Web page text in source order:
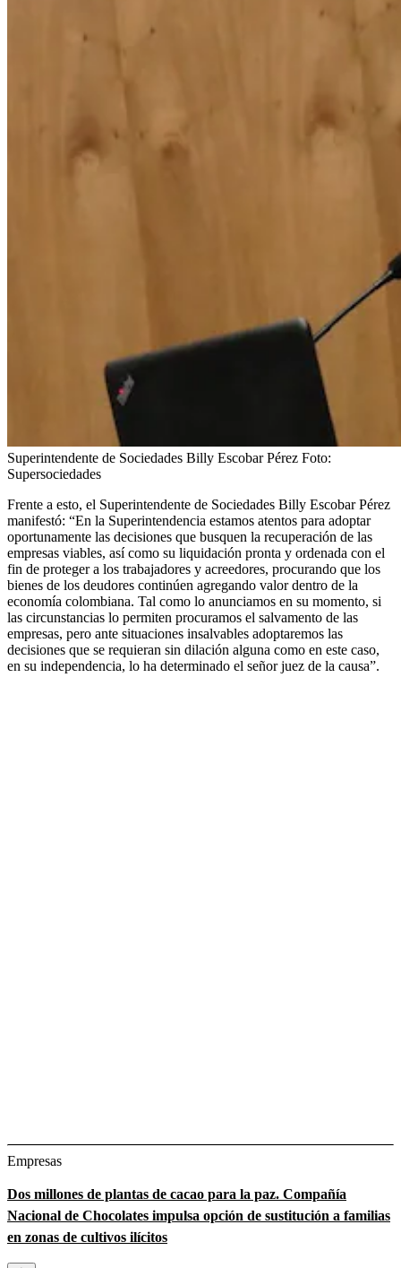
Superintendente de Sociedades Billy Escobar Pérez Foto:
Supersociedades
Frente a esto, el Superintendente de Sociedades Billy Escobar Pérez
manifestó: “En la Superintendencia estamos atentos para adoptar
oportunamente las decisiones que busquen la recuperación de las
empresas viables, así como su liquidación pronta y ordenada con el
fin de proteger a los trabajadores y acreedores, procurando que los
bienes de los deudores continúen agregando valor dentro de la
economía colombiana. Tal como lo anunciamos en su momento, si
las circunstancias lo permiten procuramos el salvamento de las
empresas, pero ante situaciones insalvables adoptaremos las
decisiones que se requieran sin dilación alguna como en este caso,
en su independencia, lo ha determinado el señor juez de la causa”.
Empresas
Dos millones de plantas de cacao para la paz. Compañía
Nacional de Chocolates impulsa opción de sustitución a familias
en zonas de cultivos ilícitos